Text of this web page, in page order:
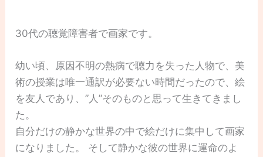
30代の聴覚障害者で画家です。
幼い頃、原因不明の熱病で聴力を失った人物で、美
術の授業は唯一通訳が必要ない時間だったので、絵
を友人であり、”人”そのものと思って生きてきまし
た。
自分だけの静かな世界の中で絵だけに集中して画家
になりました。 そして静かな彼の世界に運命のよ